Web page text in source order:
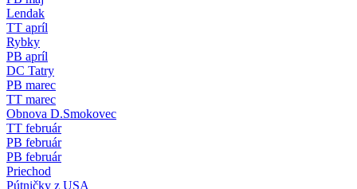
Lendak
TT apríl
Rybky
PB apríl
DC Tatry
PB marec
TT marec
Obnova D.Smokovec
TT február
PB február
PB február
Priechod
Pútničky z USA